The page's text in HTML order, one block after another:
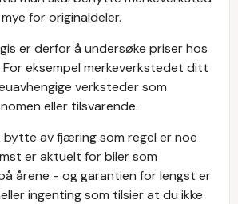
for originaldeler.
er derfor å undersøke priser hos
eksempel merkeverkstedet ditt
verksteder som
eller tilsvarende.
av fjæring som regel er noe
er aktuelt for biler som
årene - og garantien for lengst er
ingenting som tilsier at du ikke